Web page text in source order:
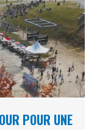
POUR UNE